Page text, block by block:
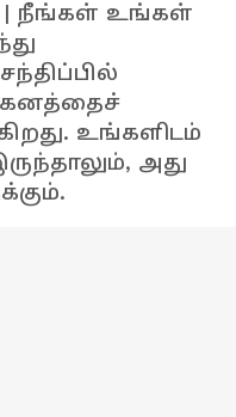
| நீங்கள் உங்கள்
உங்களிடம்
அது